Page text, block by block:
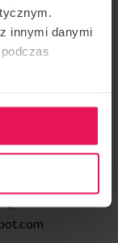
innymi danymi
Kategoria:
Mad